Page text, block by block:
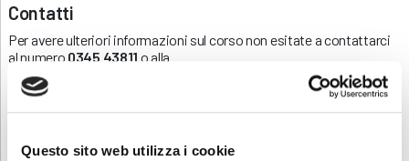
Questo sito web utilizza i cookie
Contatti
Per avere ulteriori informazioni sul corso non esitate a contattarci
al numero 0345 43811 o alla
mailformazione.sangiovannibianco@abf.eu